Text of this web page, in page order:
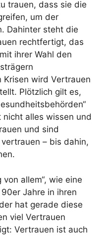
trauen, dass sie die
um der
Dahinter steht die
rechtfertigt, das
ihrer Wahl den
Krisen wird Vertrauen
Plötzlich gilt es,
alles wissen und
und sind
– bis dahin,
allem“, wie eine
Jahre in ihren
hat gerade diese
viel Vertrauen
Vertrauen ist auch